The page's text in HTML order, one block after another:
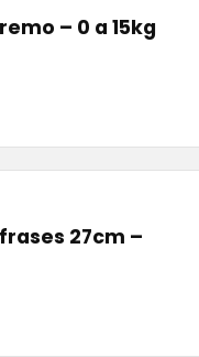
– 0 a 15kg
27cm –